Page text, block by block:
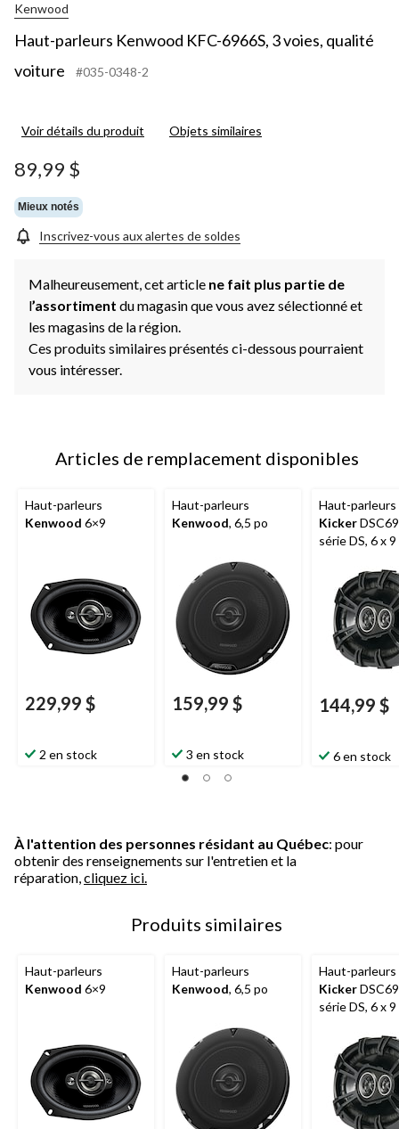
Kenwood
Haut-parleurs Kenwood KFC-6966S, 3 voies, qualité
voiture
#035-0348-2
Voir détails du produit Objets similaires
89,99 $
Mieux notés
Inscrivez-vous aux alertes de soldes
Malheureusement, cet article ne fait plus partie de
l’assortiment du magasin que vous avez sélectionné et
les magasins de la région.
Ces produits similaires présentés ci-dessous pourraient
vous intéresser.
Articles de remplacement disponibles
Haut-parleurs
Kenwood 6×9
229,99 $
2 en stock
Haut-parleurs
Kenwood, 6,5 po
159,99 $
3 en stock
Haut-parleurs
Kicker
série DS, 6 x
144,99 $
6 en stock
À l'attention des personnes résidant au Québec: pour
obtenir des renseignements sur l'entretien et la
réparation, cliquez ici.
Produits similaires
Haut-parleurs
Kenwood 6×9
Haut-parleurs
Kenwood, 6,5 po
Haut-parleurs
Kicker
série DS, 6 x